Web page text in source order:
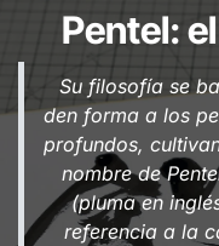
Pentel:
Su filosofía se
den forma a los
profundos,
nombre de
(pluma en
referencia a la